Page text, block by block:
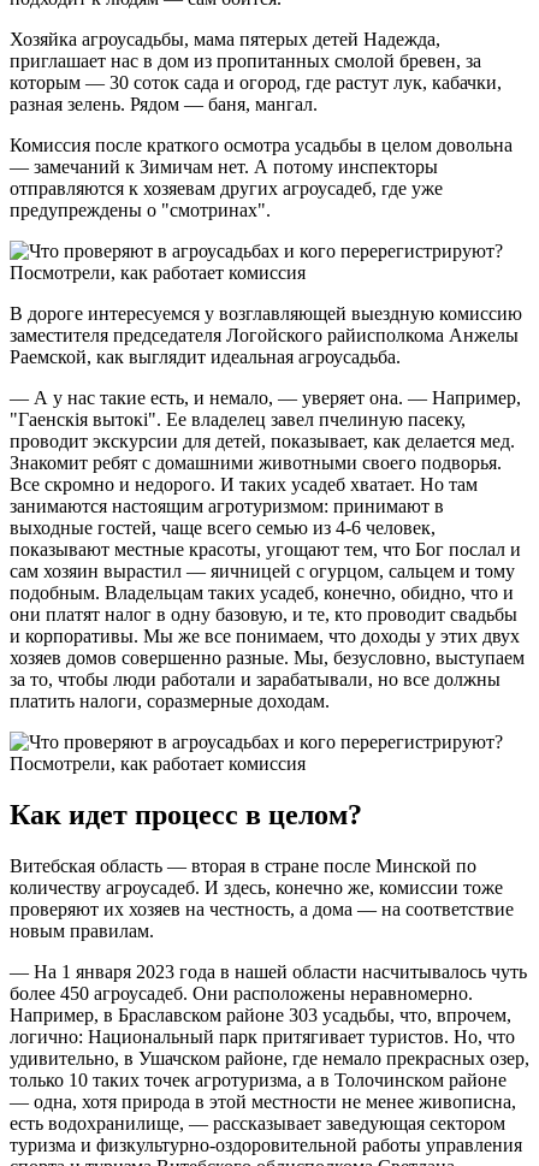
Хозяйка агроусадьбы, мама пятерых детей Надежда,
приглашает нас в дом из пропитанных смолой бревен, за
которым — 30 соток сада и огород, где растут лук, кабачки,
разная зелень. Рядом — баня, мангал.
Комиссия после краткого осмотра усадьбы в целом довольна
— замечаний к Зимичам нет. А потому инспекторы
отправляются к хозяевам других агроусадеб, где уже
предупреждены о "смотринах".
В дороге интересуемся у возглавляющей выездную комиссию
заместителя председателя Логойского райисполкома Анжелы
Раемской, как выглядит идеальная агроусадьба.
— А у нас такие есть, и немало, — уверяет она. — Например,
"Гаенскія вытокі". Ее владелец завел пчелиную пасеку,
проводит экскурсии для детей, показывает, как делается мед.
Знакомит ребят с домашними животными своего подворья.
Все скромно и недорого. И таких усадеб хватает. Но там
занимаются настоящим агротуризмом: принимают в
выходные гостей, чаще всего семью из 4-6 человек,
показывают местные красоты, угощают тем, что Бог послал и
сам хозяин вырастил — яичницей с огурцом, сальцем и тому
подобным. Владельцам таких усадеб, конечно, обидно, что и
они платят налог в одну базовую, и те, кто проводит свадьбы
и корпоративы. Мы же все понимаем, что доходы у этих двух
хозяев домов совершенно разные. Мы, безусловно, выступаем
за то, чтобы люди работали и зарабатывали, но все должны
платить налоги, соразмерные доходам.
Как идет процесс в целом?
Витебская область — вторая в стране после Минской по
количеству агроусадеб. И здесь, конечно же, комиссии тоже
проверяют их хозяев на честность, а дома — на соответствие
новым правилам.
— На 1 января 2023 года в нашей области насчитывалось чуть
более 450 агроусадеб. Они расположены неравномерно.
Например, в Браславском районе 303 усадьбы, что, впрочем,
логично: Национальный парк притягивает туристов. Но, что
удивительно, в Ушачском районе, где немало прекрасных озер,
только 10 таких точек агротуризма, а в Толочинском районе
— одна, хотя природа в этой местности не менее живописна,
есть водохранилище, — рассказывает заведующая сектором
туризма и физкультурно-оздоровительной работы управления